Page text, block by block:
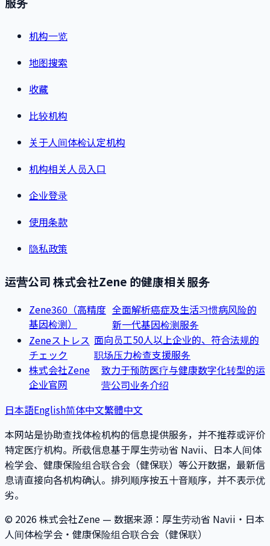
机构一览
地图搜索
收藏
比较机构
关于人间体检认定机构
机构相关人员入口
企业登录
使用条款
隐私政策
运营公司 株式会社Zene 的健康相关服务
Zene360（高精度
基因检测）
全面解析癌症及生活习惯病风险的
新一代基因检测服务
Zeneストレス
チェック
面向员工50人以上企业的、符合法规的
职场压力检查支援服务
株式会社Zene
企业官网
致力于预防医疗与健康数字化转型的运
营公司业务介绍
日本語English简体中文繁體中文
本网站是协助查找体检机构的信息提供服务，并不推荐或评价
特定医疗机构。所载信息基于厚生劳动省 Navii、日本人间体
检学会、健康保险组合联合会（健保联）等公开数据，最新信
息请直接向各机构确认。排列顺序按五十音顺序，并不表示优
劣。
© 2026 株式会社Zene — 数据来源：厚生劳动省 Navii・日本
人间体检学会・健康保险组合联合会（健保联）